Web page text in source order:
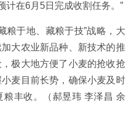
计在6月5日完成收割任务。”
粮于地、藏粮于技”战略，大
大农业新品种、新技术的推
极大地方便了小麦的抢收抢
麦目前长势，确保小麦及时
丰收。（郝昱玮 李泽昌 余